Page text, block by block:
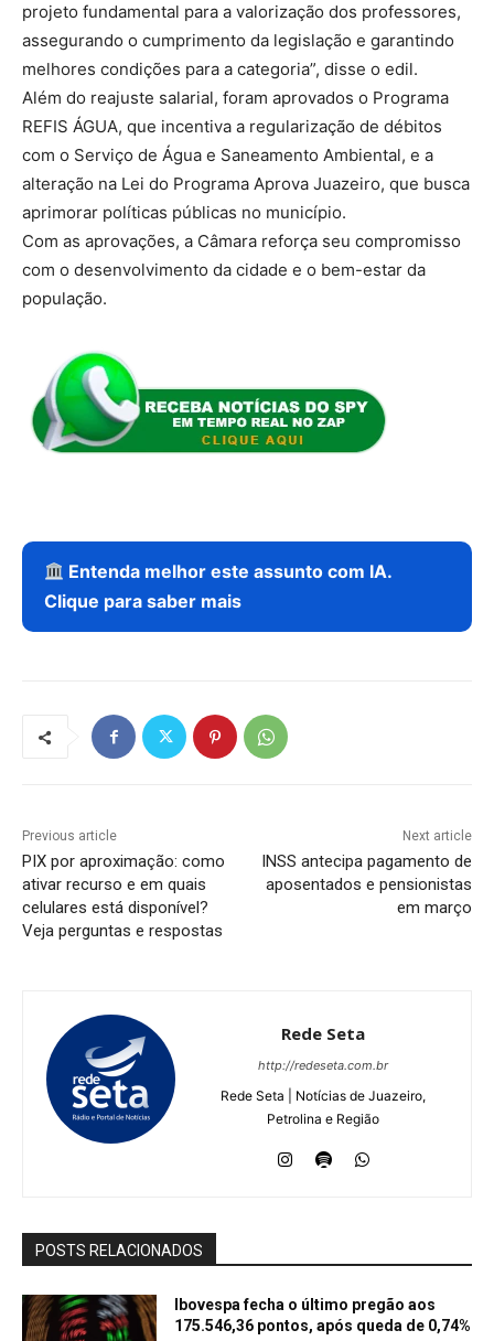
projeto fundamental para a valorização dos professores,
assegurando o cumprimento da legislação e garantindo
melhores condições para a categoria”, disse o edil.
Além do reajuste salarial, foram aprovados o Programa
REFIS ÁGUA, que incentiva a regularização de débitos
com o Serviço de Água e Saneamento Ambiental, e a
alteração na Lei do Programa Aprova Juazeiro, que busca
aprimorar políticas públicas no município.
Com as aprovações, a Câmara reforça seu compromisso
com o desenvolvimento da cidade e o bem-estar da
população.
Entenda melhor este assunto com IA.
Clique para saber mais
Previous article
PIX por aproximação: como
ativar recurso e em quais
celulares está disponível?
Veja perguntas e respostas
Next article
INSS antecipa pagamento de
aposentados e pensionistas
em março
Rede Seta
http://redeseta.com.br
Rede Seta | Notícias de Juazeiro,
Petrolina e Região
POSTS RELACIONADOS
Ibovespa fecha o último pregão aos
175.546,36 pontos, após queda de 0,74%